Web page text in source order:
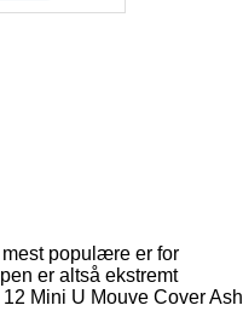
populære er for
er altså ekstremt
Mini U Mouve Cover Ash